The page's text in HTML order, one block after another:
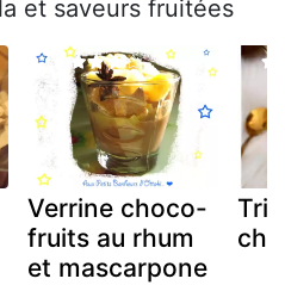
et saveurs fruitées
Verrine choco-
fruits au rhum
et mascarpone